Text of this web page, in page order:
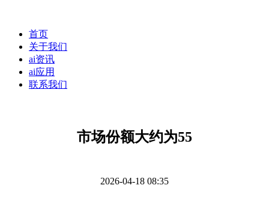
首页
关于我们
ai资讯
ai应用
联系我们
市场份额大约为55
2026-04-18 08:35